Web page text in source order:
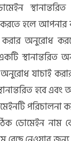
করতে হলে আপনার
করার অনুরোধ
একটি
অনুরোধ যাচাই
স্থানান্তরিত হবে
পরিচালনা
ডোমেইন নাম